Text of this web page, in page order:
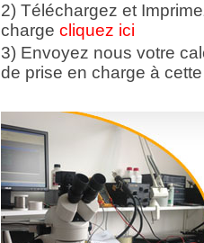
2) Téléchargez et
charge cliquez ici
3) Envoyez nous votre
de prise en charge à